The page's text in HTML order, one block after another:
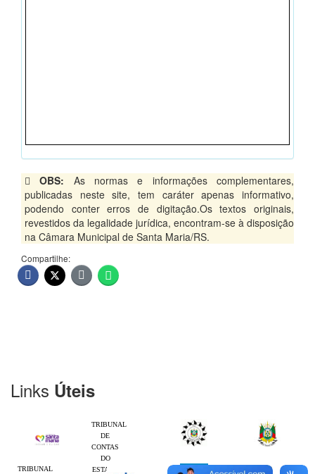
OBS: As normas e informações complementares,
publicadas neste site, tem caráter apenas informativo,
podendo conter erros de digitação.Os textos originais,
revestidos da legalidade jurídica, encontram-se à disposição
na Câmara Municipal de Santa Maria/RS.
Compartilhe:
Links Úteis
TRIBUNAL
DE
CONTAS
DO
ESTADO
TRIBUNAL
SUPREMO